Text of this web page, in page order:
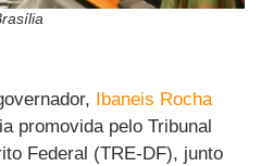
Ibaneis Rocha
promovida pelo Tribunal
Federal (TRE-DF), junto